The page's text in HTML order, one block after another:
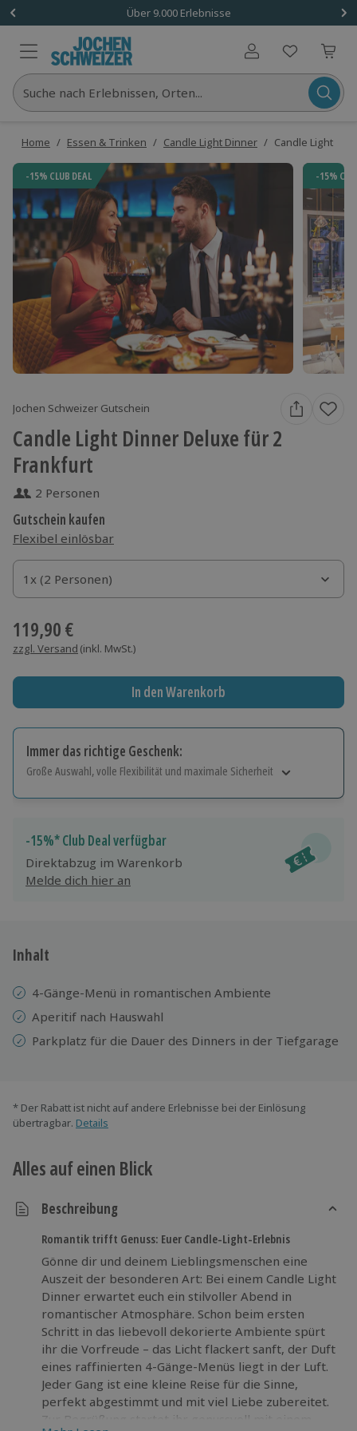
Über 9.000 Erlebnisse
Benutzerkonto
Suche nach Erlebnissen, Orten...
Home / Essen & Trinken / Candle Light Dinner / Candle Light
-15% CLUB DEAL -15%
Jochen Schweizer Gutschein
Candle Light Dinner Deluxe für 2
Frankfurt
2 Personen
Gutschein kaufen
Flexibel einlösbar
1x (2 Personen)
1x (2 Personen)
1x (2 Personen)
119,90 €
zzgl. Versand (inkl. MwSt.)
In den Warenkorb
Immer das richtige Geschenk:
Große Auswahl, volle Flexibilität und maximale Sicherheit
Jeder Gutschein für alle Erlebnisse einlösbar.
Maximale Sicherheit
10 Jahre gültig & verlängerbar.
-15%* Club Deal verfügbar
Direktabzug im Warenkorb
Melde dich hier an
Inhalt
4-Gänge-Menü in romantischen Ambiente
Aperitif nach Hauswahl
Parkplatz für die Dauer des Dinners in der Tiefgarage
* Der Rabatt ist nicht auf andere Erlebnisse bei der Einlösung
übertragbar. Details
Alles auf einen Blick
Beschreibung
Romantik trifft Genuss: Euer Candle-Light-Erlebnis
Gönne dir und deinem Lieblingsmenschen eine
Auszeit der besonderen Art: Bei einem Candle Light
Dinner erwartet euch ein stilvoller Abend in
romantischer Atmosphäre. Schon beim ersten
Schritt in das liebevoll dekorierte Ambiente spürt
ihr die Vorfreude – das Licht flackert sanft, der Duft
eines raffinierten 4-Gänge-Menüs liegt in der Luft.
Jeder Gang ist eine kleine Reise für die Sinne,
perfekt abgestimmt und mit viel Liebe zubereitet.
Zur Begrüßung startet ihr genussvoll mit einem